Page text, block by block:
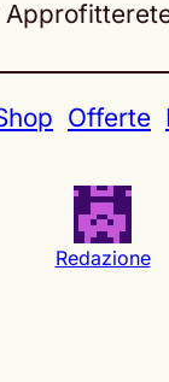
Offerte
Redazione